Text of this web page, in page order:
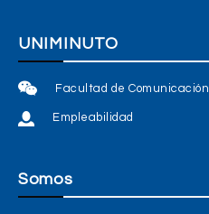
UNIMINUTO
Facultad de Comunicación
Empleabilidad
Somos